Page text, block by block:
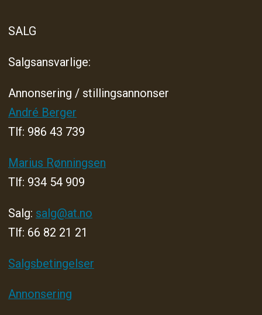
SALG
Salgsansvarlige:
Annonsering / stillingsannonser
André Berger
Tlf: 986 43 739
Marius Rønningsen
Tlf: 934 54 909
Salg: salg@at.no
Tlf: 66 82 21 21
Salgsbetingelser
Annonsering